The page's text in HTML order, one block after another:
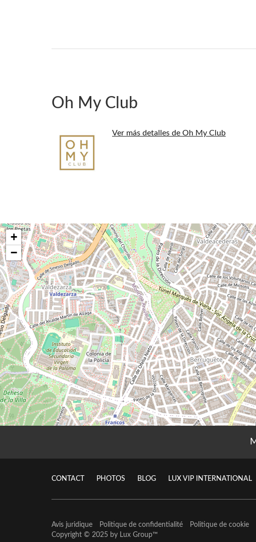
Oh My Club
Ver más detalles de Oh My Club
CONTACT PHOTOS BLOG LUX VIP INTERNATIONAL
Avis juridique Politique de confidentialité
Politique de cookie
Copyright © 2025 by Lux Group™